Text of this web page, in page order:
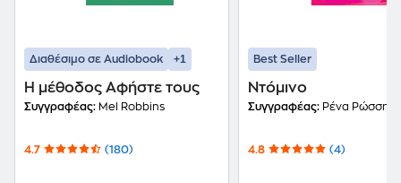
Διαθέσιμο σε Audiobook +1
Η μέθοδος Αφήστε τους
Συγγραφέας: Mel Robbins
4.7 (180)
Best Seller
Ντόμινο
Συγγραφέας: Ρένα Ρώσση-
4.8 (4)